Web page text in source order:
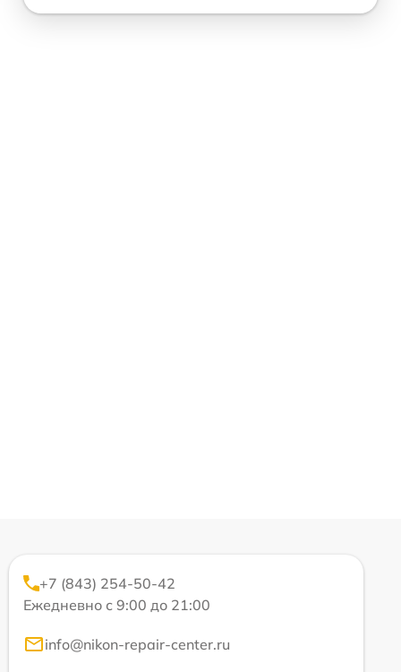
+7 (843) 254-50-42
Ежедневно с 9:00 до 21:00
info@nikon-repair-center.ru